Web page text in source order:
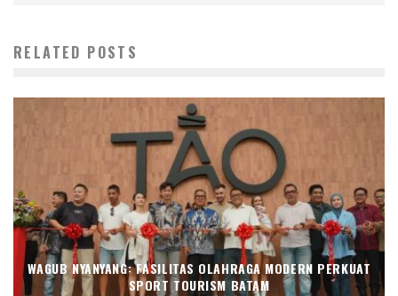
RELATED POSTS
WAGUB NYANYANG: FASILITAS OLAHRAGA MODERN PERKUAT
SPORT TOURISM BATAM